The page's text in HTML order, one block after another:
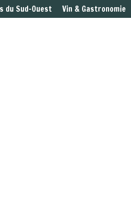
du Sud-Ouest Vin & Gastronomie